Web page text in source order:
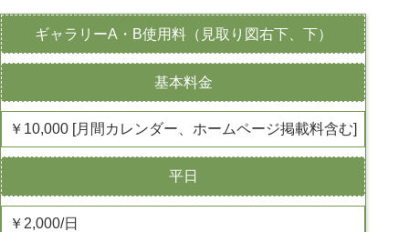
ギャラリーA・B使用料（見取り図右下、下）
基本料金
￥10,000 [月間カレンダー、ホームページ掲載料含む]
平日
￥2,000/日